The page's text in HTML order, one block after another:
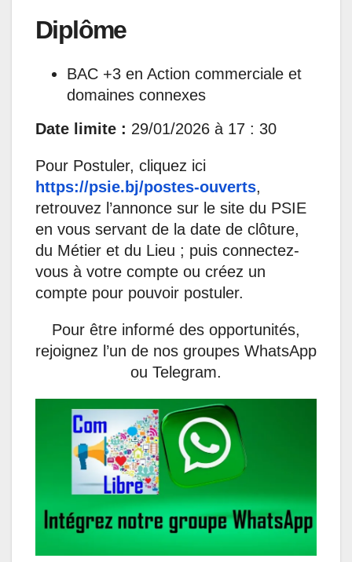
Diplôme
BAC +3 en Action commerciale et
domaines connexes
Date limite : 29/01/2026 à 17 : 30
Pour Postuler, cliquez ici
https://psie.bj/postes-ouverts,
retrouvez l’annonce sur le site du PSIE
en vous servant de la date de clôture,
du Métier et du Lieu ; puis connectez-
vous à votre compte ou créez un
compte pour pouvoir postuler.
Pour être informé des opportunités,
rejoignez l’un de nos groupes WhatsApp
ou Telegram.